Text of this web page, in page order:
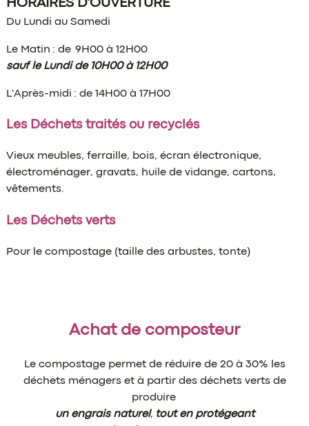
HORAIRES D'OUVERTURE
Du Lundi au Samedi
Le Matin : de 9H00 à 12H00
sauf le Lundi de 10H00 à 12H00
L'Après-midi : de 14H00 à 17H00
Les Déchets traités ou recyclés
Vieux meubles, ferraille, bois, écran électronique,
électroménager, gravats, huile de vidange, cartons,
vêtements.
Les Déchets verts
Pour le compostage (taille des arbustes, tonte)
Achat de composteur
Le compostage permet de réduire de 20 à 30% les
déchets ménagers et à partir des déchets verts de
produire
un engrais naturel, tout en protégeant